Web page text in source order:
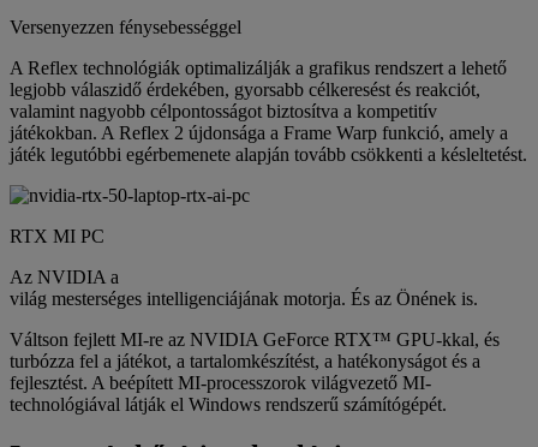
Versenyezzen fénysebességgel
A Reflex technológiák optimalizálják a grafikus rendszert a lehető
legjobb válaszidő érdekében, gyorsabb célkeresést és reakciót,
valamint nagyobb célpontosságot biztosítva a kompetitív
játékokban. A Reflex 2 újdonsága a Frame Warp funkció, amely a
játék legutóbbi egérbemenete alapján tovább csökkenti a késleltetést.
RTX MI PC
Az NVIDIA a
világ mesterséges intelligenciájának motorja. És az Önének is.
Váltson fejlett MI-re az NVIDIA GeForce RTX™ GPU-kkal, és
turbózza fel a játékot, a tartalomkészítést, a hatékonyságot és a
fejlesztést. A beépített MI-processzorok világvezető MI-
technológiával látják el Windows rendszerű számítógépét.